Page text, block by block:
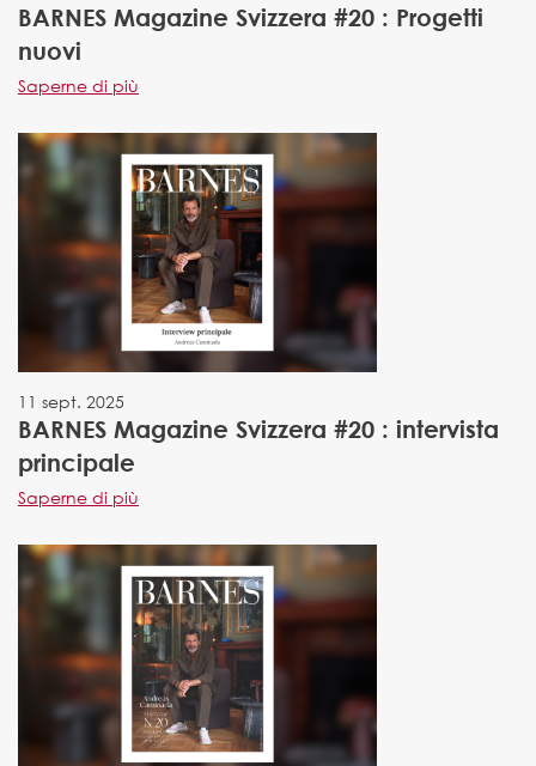
BARNES Magazine Svizzera #20 : Progetti
nuovi
Saperne di più
11 sept. 2025
BARNES Magazine Svizzera #20 : intervista
principale
Saperne di più